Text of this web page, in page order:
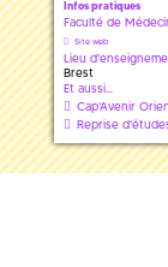
Infos pratiques
Faculté de
Site web
Lieu
Brest
Et aussi...
Cap'Avenir
Reprise